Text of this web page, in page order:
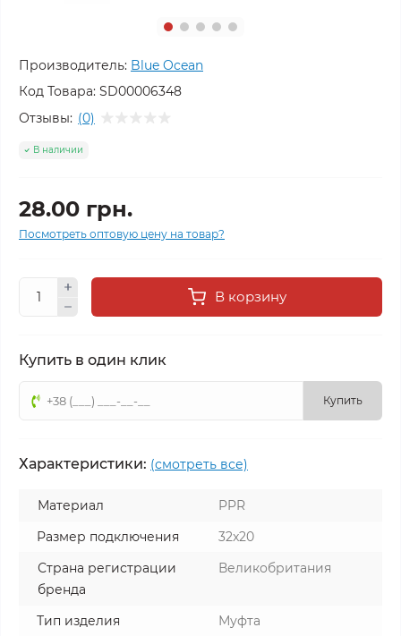
Производитель: Blue Ocean
Код Товара: SD00006348
Отзывы: (0)
В наличии
28.00 грн.
Посмотреть оптовую цену на товар?
В корзину
Купить в один клик
Купить
Характеристики: (смотреть все)
Материал
PPR
Размер подключения
32x20
Страна регистрации
бренда
Великобритания
Тип изделия
Муфта